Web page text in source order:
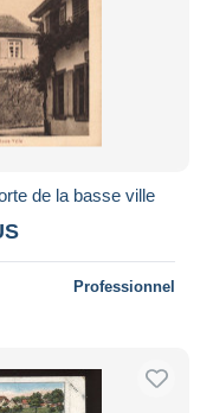
de la basse ville
Professionnel